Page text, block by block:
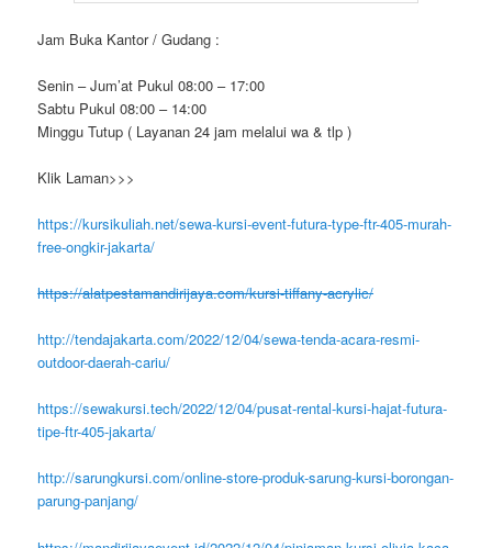
Jam Buka Kantor / Gudang :
Senin – Jum’at Pukul 08:00 – 17:00
Sabtu Pukul 08:00 – 14:00
Minggu Tutup ( Layanan 24 jam melalui wa & tlp )
Klik Laman>>>
https://kursikuliah.net/sewa-kursi-event-futura-type-ftr-405-murah-
free-ongkir-jakarta/
https://alatpestamandirijaya.com/kursi-tiffany-acrylic/
http://tendajakarta.com/2022/12/04/sewa-tenda-acara-resmi-
outdoor-daerah-cariu/
https://sewakursi.tech/2022/12/04/pusat-rental-kursi-hajat-futura-
tipe-ftr-405-jakarta/
http://sarungkursi.com/online-store-produk-sarung-kursi-borongan-
parung-panjang/